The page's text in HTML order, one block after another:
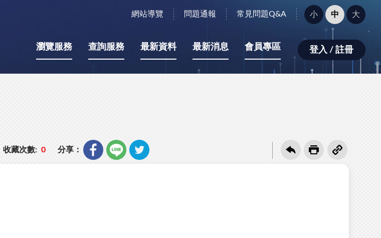
網站導覽 問題通報 常見問題Q&A
字
型
小：
小 中 大
瀏覽服務 查詢服務 最新資料 最新消息 會員專區 登入 / 註冊
收藏次數: 0 分享：